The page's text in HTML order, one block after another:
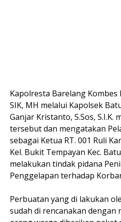
Kapolresta Barelang
SIK, MH melalui Kapolsek
Ganjar Kristanto, S.Sos, S.I.K.
tersebut dan mengatakan
sebagai Ketua RT. 001 Ruli
Kel. Bukit Tempayan Kec.
melakukan tindak pidana
Penggelapan terhadap
Perbuatan yang di lakukan
sudah di rencanakan dengan